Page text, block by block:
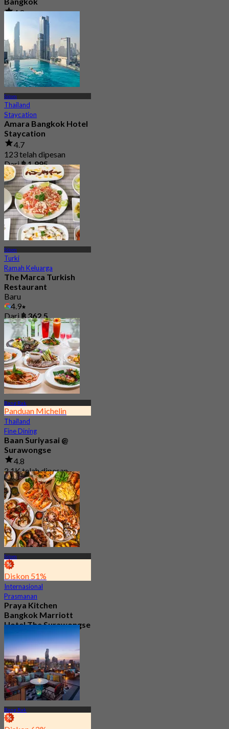
4.8
17 telah dipesan
Dari
฿ 280
Silom
Thailand
Staycation
Amara Bangkok Hotel
Staycation
4.7
123 telah dipesan
Dari฿ 1,995
Silom
Turki
Ramah Keluarga
The Marca Turkish
Restaurant
Baru
4.9
Dari฿ 362.5
Bang Rak
Panduan Michelin
Thailand
Fine Dining
Baan Suriyasai @
Surawongse
4.8
2.1K telah dipesan
Dari฿ 497.5
Silom
Diskon 51%
Internasional
Prasmanan
Praya Kitchen
Bangkok Marriott
Hotel The Surawongse
4.7
5.7K telah dipesan
Dari฿ 498
Bang Rak